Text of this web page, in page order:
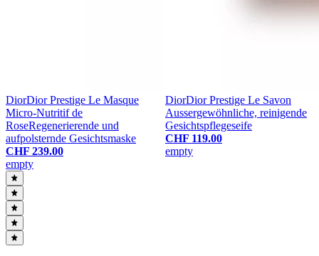
DiorDior Prestige Le Masque
Micro-Nutritif de
RoseRegenerierende und
aufpolsternde Gesichtsmaske
CHF 239.00
empty
DiorDior Prestige Le Savon
Aussergewöhnliche, reinigende
Gesichtspflegeseife
CHF 119.00
empty